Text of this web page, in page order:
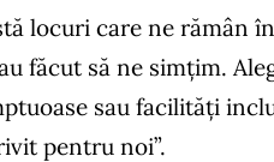
locuri care ne rămân
făcut să ne simțim.
sau facilități
pentru noi”.